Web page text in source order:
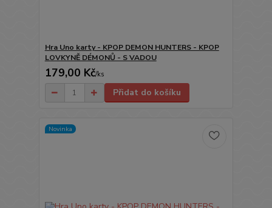
Hra Uno karty - KPOP DEMON HUNTERS - KPOP
LOVKYNĚ DÉMONŮ - S VADOU
179,00 Kč/ks
Přidat do košíku
Novinka